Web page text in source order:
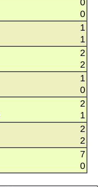
0
0
1
1
2
2
1
0
2
1
2
2
7
0